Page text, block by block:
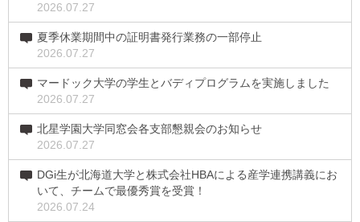
2026.07.27
夏季休業期間中の証明書発行業務の一部停止
2026.07.27
マードック大学の学生とバディプログラムを実施しました
2026.07.27
北星学園大学同窓会各支部懇親会のお知らせ
2026.07.27
DGi生が北海道大学と株式会社HBAによる産学連携講義にお
いて、チームで最優秀賞を受賞！
2026.07.24